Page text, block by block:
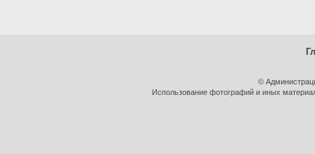
©
Использование фотографий и иных